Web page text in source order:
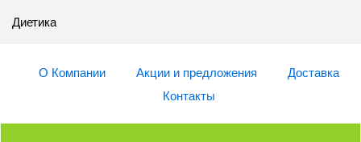
Диетика
О Компании Акции и предложения
Доставка
Контакты